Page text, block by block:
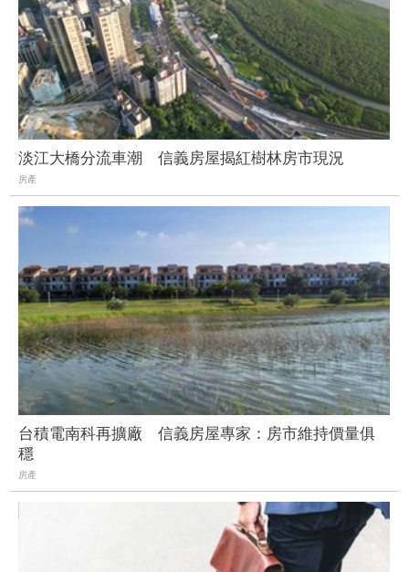
淡江大橋分流車潮 信義房屋揭紅樹林房市現況
房產
台積電南科再擴廠 信義房屋專家：房市維持價量俱
穩
房產